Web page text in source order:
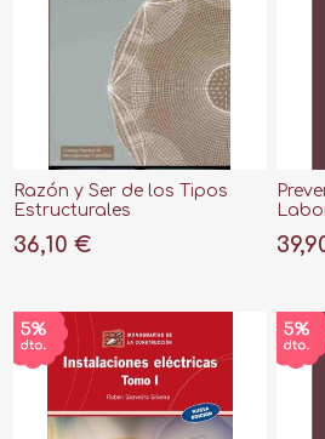
Razón y Ser de los Tipos
Estructurales
36,10 €